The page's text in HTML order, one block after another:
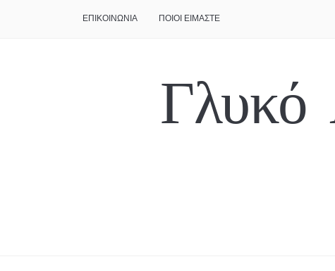
ΕΠΙΚΟΙΝΩΝΙΑ ΠΟΙΟΙ ΕΙΜΑΣΤΕ
Γλυκό